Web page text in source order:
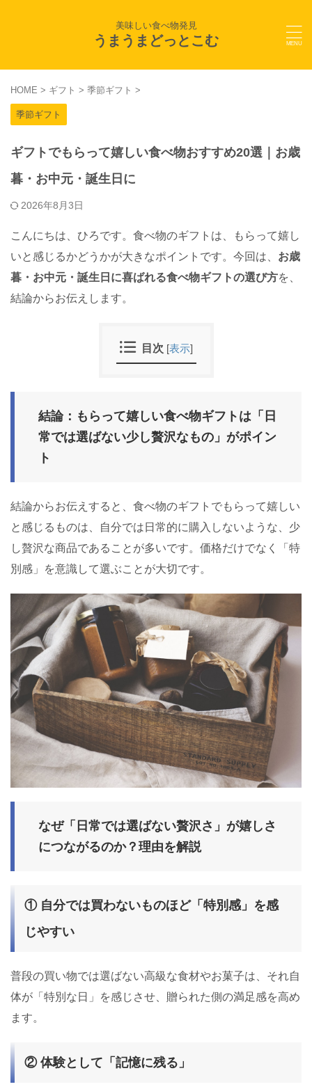
美味しい食べ物発見
うまうまどっとこむ
HOME > ギフト > 季節ギフト >
季節ギフト
ギフトでもらって嬉しい食べ物おすすめ20選｜お歳
暮・お中元・誕生日に
2026年8月3日
こんにちは、ひろです。食べ物のギフトは、もらって嬉し
いと感じるかどうかが大きなポイントです。今回は、 お歳
暮・お中元・誕生日に喜ばれる食べ物ギフトの選び方を、
結論からお伝えします。
目次 [表示]
結論：もらって嬉しい食べ物ギフトは「日
常では選ばない少し贅沢なもの」がポイン
ト
結論からお伝えすると、食べ物のギフトでもらって嬉しい
と感じるものは、自分では日常的に購入しないような、少
し贅沢な商品であることが多いです。価格だけでなく「特
別感」を意識して選ぶことが大切です。
なぜ「日常では選ばない贅沢さ」が嬉しさ
につながるのか？理由を解説
① 自分では買わないものほど「特別感」を感
じやすい
普段の買い物では選ばない高級な食材やお菓子は、それ自
体が「特別な日」を感じさせ、贈られた側の満足感を高め
ます。
② 体験として「記憶に残る」